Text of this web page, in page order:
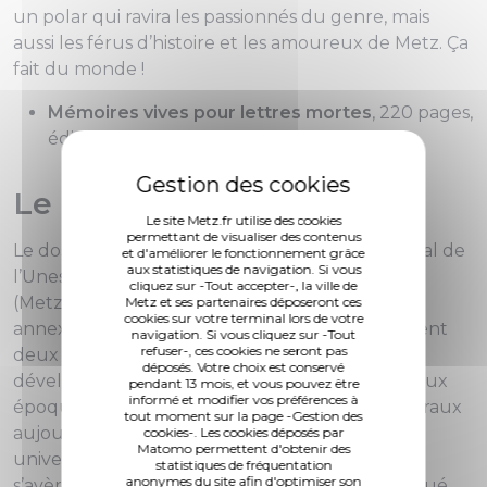
Le site Metz.fr utilise des cookies
permettant de visualiser des contenus
et d'améliorer le fonctionnement grâce
aux statistiques de navigation. Si vous
cliquez sur -Tout accepter-, la ville de
Metz et ses partenaires déposeront ces
cookies sur votre terminal lors de votre
navigation. Si vous cliquez sur -Tout
refuser-, ces cookies ne seront pas
déposés. Votre choix est conservé
pendant 13 mois, et vous pouvez être
informé et modifier vos préférences à
tout moment sur la page -Gestion des
cookies-. Les cookies déposés par
Matomo permettent d'obtenir des
statistiques de fréquentation
anonymes du site afin d'optimiser son
un polar qui ravira les passionnés du genre, mais
aussi les férus d’histoire et les amoureux de Metz. Ça
fait du monde !
Mémoires vives pour lettres mortes, 220 pages,
éditions des Paraiges, 17 euros
Le chaînon manquant
Le dossier de candidature au patrimoine mondial de
l’Unesco le souligne avec acuité : le XVIIIe siècle
(Metz royale
) puis, de 1871 à 1918, la première
annexion allemande (Metz impériale) constituent
deux périodes majeures dans l’histoire du
développement de la ville. Au regard de ces deux
époques ayant doté Metz de joyaux architecturaux
aujourd’hui en lice pour une reconnaissance
universelle,
l’héritage de l’entre-deux guerres